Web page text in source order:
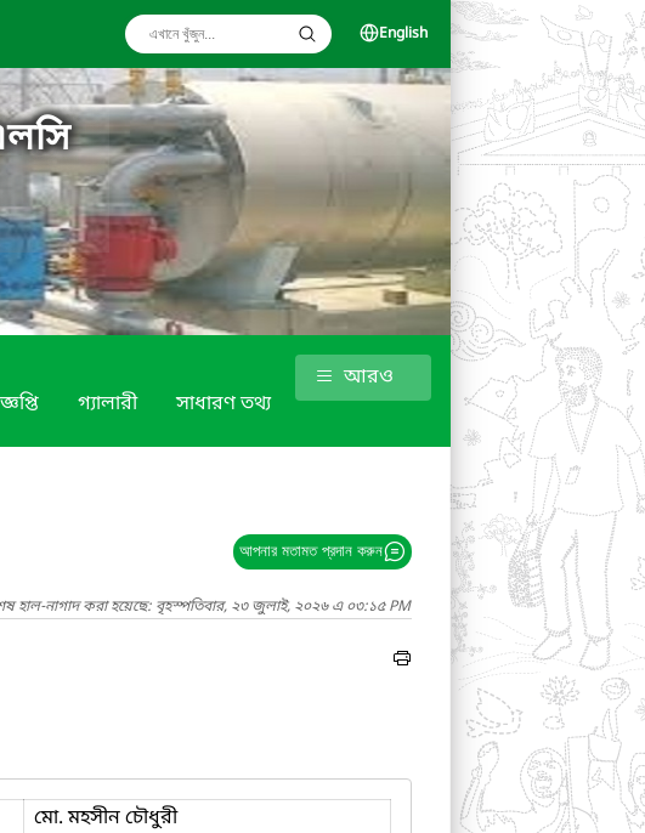
English
গ্যালারী সাধারণ তথ্য
আরও
আপনার মতামত প্রদান করুন
হাল-নাগাদ করা হয়েছে: বৃহস্পতিবার, ২৩ জুলাই, ২০২৬ এ ০৩:১৫ PM
মো. মহসীন চৌধুরী